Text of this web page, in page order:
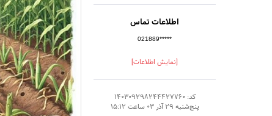
اطلاعات تماس
021889*****
[نمایش اطلاعات]
کد: 140309298244427760
پنج‌شنبه 29 آذر 03 ساعت 15:12